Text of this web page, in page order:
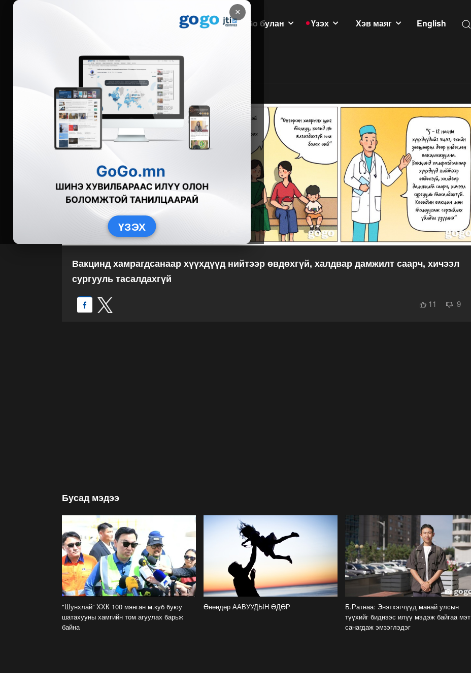
×
ҮЗЭХ
Мэдээ GoGo булан Үзэх Хэв маяг English
Live Фото Видео
Вакцинд хамрагдсанаар хүүхдүүд нийтээр өвдөхгүй, халдвар дамжилт саарч, хичээл
сургууль тасалдахгүй
11 9
Бусад мэдээ
"Шунхлай” ХХК 100 мянган м.куб буюу
шатахууны хамгийн том агуулах барьж
байна
Өнөөдөр ААВУУДЫН ӨДӨР
Б.Ратнаа: Энэтхэгчүүд манай улсын
түүхийг биднээс илүү мэдэж байгаа мэт
санагдаж эмзэглэдэг